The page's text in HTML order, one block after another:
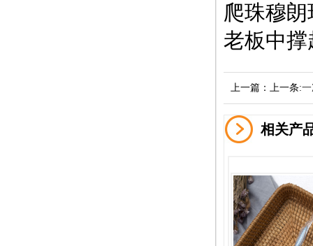
爬珠穆
老板中
上一篇：上一条:
相关产